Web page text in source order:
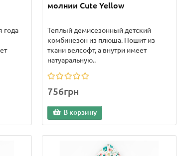
года
молнии Cute Yellow
Теплый демисезонный детский
комбинезон из плюша. Пошит из
ткани велсофт, а внутри имеет
натуаральную..
756грн
В корзину